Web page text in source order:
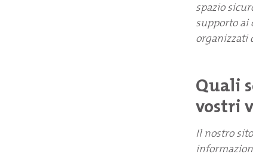
spazio
supporto ai
organizzati
Quali
vostri
Il nostro